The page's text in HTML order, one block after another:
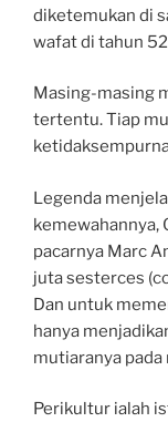
diketemukan di
wafat di tahun
Masing-masing
tertentu. Tiap
Legenda
kemewahannya,
pacarnya Marc
juta sesterces
Dan untuk
hanya
mutiaranya
Perikultur ialah